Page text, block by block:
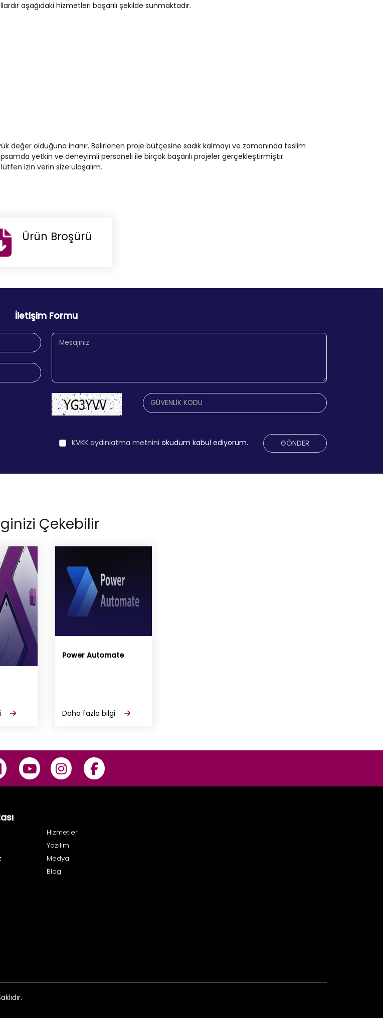
aşağıdaki hizmetleri başarılı şekilde sunmaktadır.
değer olduğuna inanır. Belirlenen proje bütçesine sadık kalmayı ve zamanında teslim
yetkin ve deneyimli personeli ile birçok başarılı projeler gerçekleştirmiştir.
izin verin size ulaşalım.
Ürün Broşürü
İletişim Formu
KVKK aydınlatma metniniokudum kabul ediyorum. GÖNDER
Çekebilir
Power Automate
Daha fazla bilgi
Hizmetler
Yazılım
Medya
Blog